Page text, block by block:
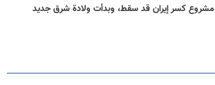
مشروع كسر إيران قد سقط، وبدأت ولادة شرق جديد